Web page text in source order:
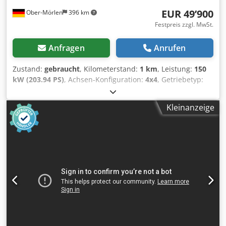
Ober-Mörlen 396 km EUR 49’900
Festpreis zzgl. MwSt.
Anfragen Anrufen
Zustand: gebraucht, Kilometerstand: 1 km, Leistung: 150
kW (203.94 PS), Achsen-Konfiguration: 4x4, Getriebetyp:
, Leergewicht: 19.200 kg
Zuladung: 1.730 kg zGG: 20.930 kg Wenden Sie sich an
Emal Jaweed, um weitere Informationen zu erhalten.
Walzenzug, Bomag BW 219 DH-4, Baujahr / Year of
Construction: 2013, Betriebsstunden / operating hours:
Enginetype: Deutz TCD 2012 L06, Motorleistung /
Enginepower: 150kW / 204PS, Nenndrehzahl: 2200 U/min,
Reifengröße / Tire size: 800/60 R24 10.9, Max.
Kleinanzeige